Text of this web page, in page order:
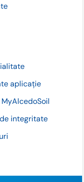
aplicație
integritate